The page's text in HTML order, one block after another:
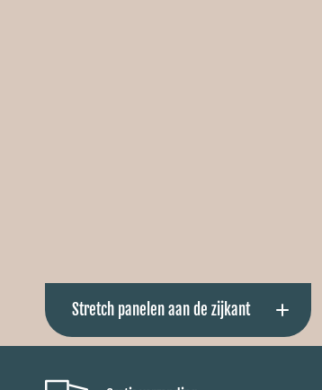
Stretch panelen aan de zijkant